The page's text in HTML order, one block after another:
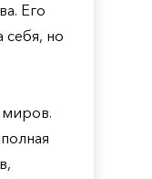
Его
себя, но